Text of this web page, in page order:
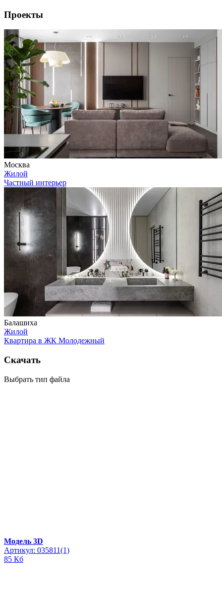
Проекты
Москва
Жилой
Частный интерьер
Балашиха
Жилой
Квартира в ЖК Молодежный
Скачать
Выбрать тип файла
Модель 3D
Артикул: 035811(1)
85 Кб